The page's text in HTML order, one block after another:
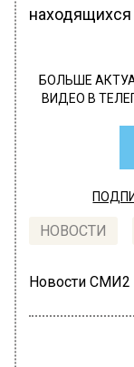
БОЛЬШЕ
ВИДЕО В
НОВОСТИ
Новости СМИ2